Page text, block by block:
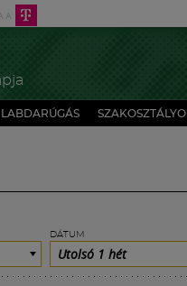
LABDARÚGÁS
DÁTUM
Utolsó 1 hét